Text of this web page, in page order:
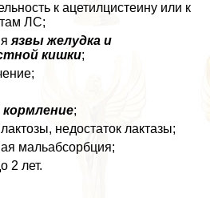
к ацетилцистеину или к
ЛС;
язвы желудка и
кишки;
кормление;
недостаток лактазы;
мальабсорбция;
2 лет.